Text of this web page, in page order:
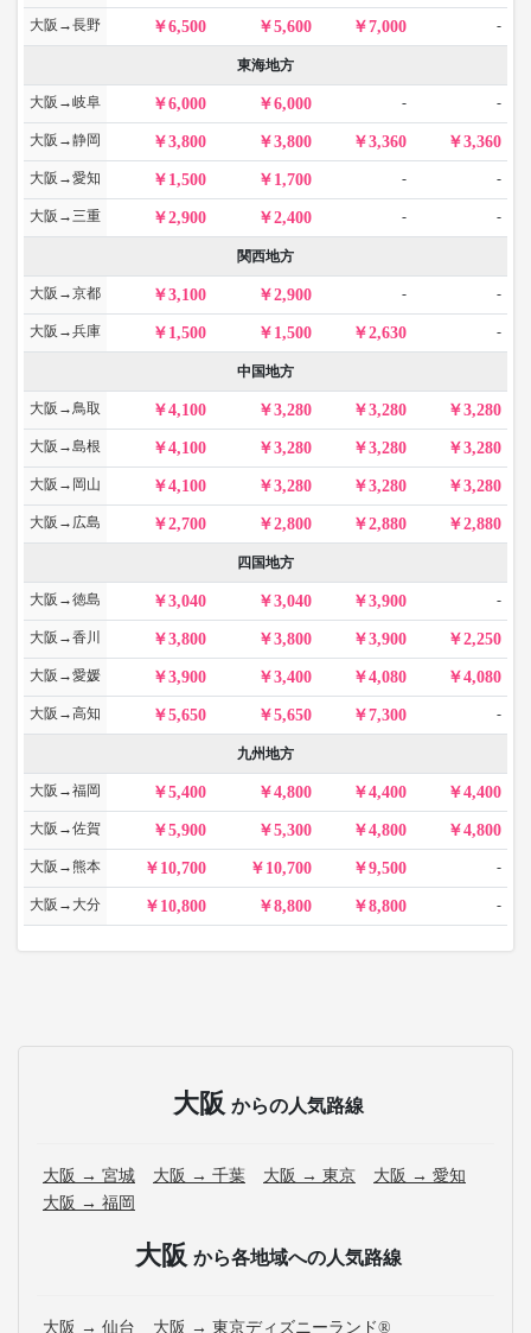
大阪→長野 6,500 5,600 7,000 -
東海地方
大阪→岐阜 6,000 6,000 - -
大阪→静岡 3,800 3,800 3,360 3,360
大阪→愛知 1,500 1,700 - -
大阪→三重 2,900 2,400 - -
関西地方
大阪→京都 3,100 2,900 - -
大阪→兵庫 1,500 1,500 2,630 -
中国地方
大阪→鳥取 4,100 3,280 3,280 3,280
大阪→島根 4,100 3,280 3,280 3,280
大阪→岡山 4,100 3,280 3,280 3,280
大阪→広島 2,700 2,800 2,880 2,880
四国地方
大阪→徳島 3,040 3,040 3,900 -
大阪→香川 3,800 3,800 3,900 2,250
大阪→愛媛 3,900 3,400 4,080 4,080
大阪→高知 5,650 5,650 7,300 -
九州地方
大阪→福岡 5,400 4,800 4,400 4,400
大阪→佐賀 5,900 5,300 4,800 4,800
大阪→熊本 10,700 10,700 9,500 -
大阪→大分 10,800 8,800 8,800 -
大阪 からの人気路線
大阪 → 宮城 大阪 → 千葉 大阪 → 東京
大阪 → 愛知
大阪 → 福岡
大阪 から各地域への人気路線
大阪 → 仙台 大阪 → 東京ディズニーランド®